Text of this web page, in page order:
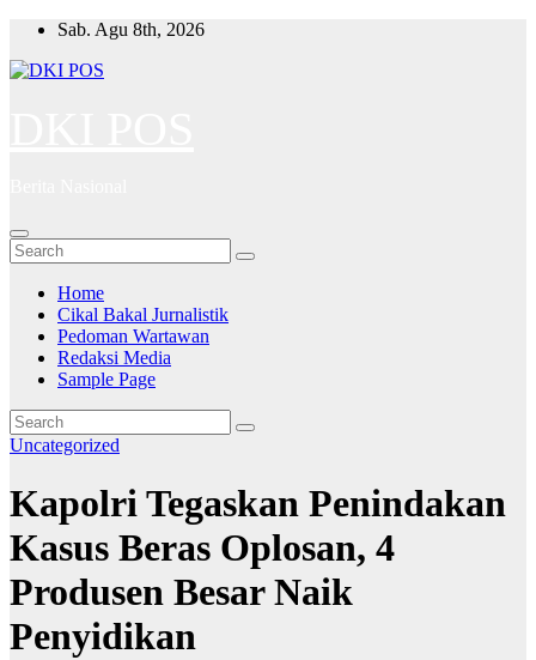
Skip
content
Sab. Agu 8th, 2026
Home
Cikal Bakal Jurnalistik
Pedoman Wartawan
Redaksi Media
Sample Page
Uncategorized
Kapolri Tegaskan Penindakan
Kasus Beras Oplosan, 4
Produsen Besar Naik
Penyidikan